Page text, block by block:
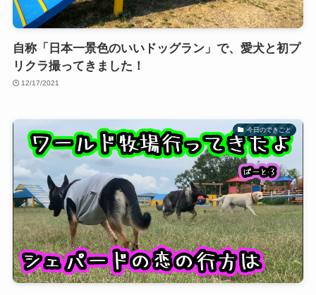
自称「日本一景色のいいドッグラン」で、愛犬と初プ
リクラ撮ってきました！
12/17/2021
今日のできごと